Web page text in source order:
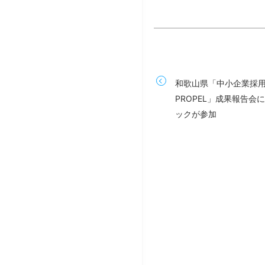
和歌山県「中小企業採
PROPEL」成果報告会
ックが参加